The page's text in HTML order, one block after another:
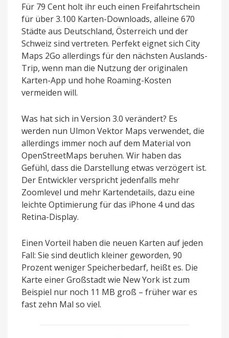
Für 79 Cent holt ihr euch einen Freifahrtschein
für über 3.100 Karten-Downloads, alleine 670
Städte aus Deutschland, Österreich und der
Schweiz sind vertreten. Perfekt eignet sich City
Maps 2Go allerdings für den nächsten Auslands-
Trip, wenn man die Nutzung der originalen
Karten-App und hohe Roaming-Kosten
vermeiden will.
Was hat sich in Version 3.0 verändert? Es
werden nun Ulmon Vektor Maps verwendet, die
allerdings immer noch auf dem Material von
OpenStreetMaps beruhen. Wir haben das
Gefühl, dass die Darstellung etwas verzögert ist.
Der Entwickler verspricht jedenfalls mehr
Zoomlevel und mehr Kartendetails, dazu eine
leichte Optimierung für das iPhone 4 und das
Retina-Display.
Einen Vorteil haben die neuen Karten auf jeden
Fall: Sie sind deutlich kleiner geworden, 90
Prozent weniger Speicherbedarf, heißt es. Die
Karte einer Großstadt wie New York ist zum
Beispiel nur noch 11 MB groß – früher war es
fast zehn Mal so viel.